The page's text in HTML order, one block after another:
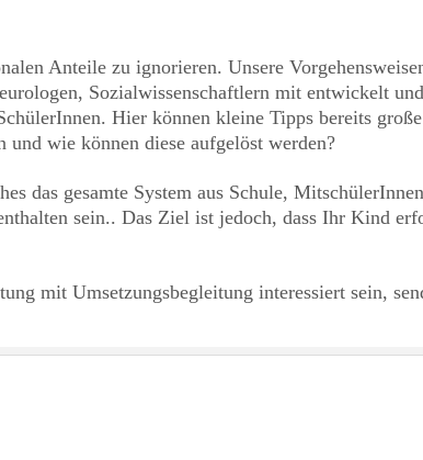
Anteile zu ignorieren. Unsere
Sozialwissenschaftlern mit entwickelt
Hier können kleine Tipps bereits
wie können diese aufgelöst werden?
das gesamte System aus Schule,
sein.. Das Ziel ist jedoch, dass Ihr Kind
mit Umsetzungsbegleitung interessiert sein,